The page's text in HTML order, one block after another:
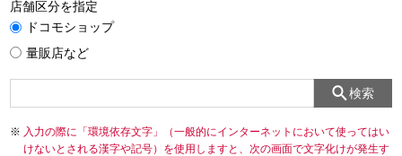
店舗区分を指定
ドコモショップ
量販店など
検索
入力の際に「環境依存文字」（一般的にインターネットにおいて使ってはい
けないとされる漢字や記号）を使用しますと、次の画面で文字化けが発生す